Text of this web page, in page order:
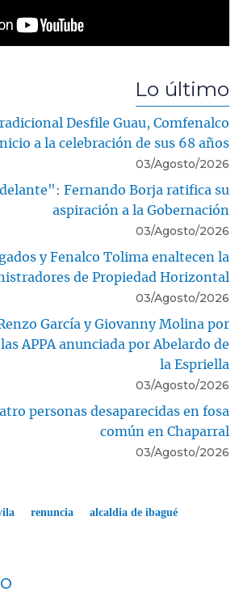
Lo último
Desfile Guau, Comfenalco
a la celebración de sus 68 años
03/Agosto/2026
Fernando Borja ratifica su
aspiración a la Gobernación
03/Agosto/2026
y Fenalco Tolima enaltecen la
de Propiedad Horizontal
03/Agosto/2026
García y Giovanny Molina por
APPA anunciada por Abelardo de
la Espriella
03/Agosto/2026
personas desaparecidas en fosa
común en Chaparral
03/Agosto/2026
renuncia alcaldia de ibagué